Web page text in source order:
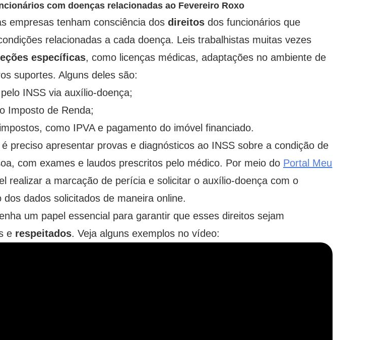
com doenças relacionadas ao Fevereiro Roxo
empresas tenham consciência dosdireitosdos funcionários que
relacionadas a cada doença. Leis trabalhistas muitas vezes
específicas, como licenças médicas, adaptações no ambiente de
suportes. Alguns deles são:
INSS via auxílio-doença;
Imposto de Renda;
como IPVA e pagamento do imóvel financiado.
preciso apresentar provas e diagnósticos ao INSS sobre a condição de
com exames e laudos prescritos pelo médico. Por meio do Portal Meu
realizar a marcação de perícia e solicitar o auxílio-doença com o
dos dados solicitados de maneira online.
um papel essencial para garantir que esses direitos sejam
e respeitados. Veja alguns exemplos no vídeo: